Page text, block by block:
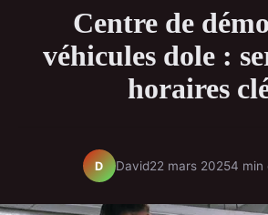
Centre de
véhicules dole :
horaires
D David22 mars 20254 min